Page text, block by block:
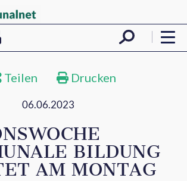
Teilen Drucken
06.06.2023
BILDUNG
AM MONTAG